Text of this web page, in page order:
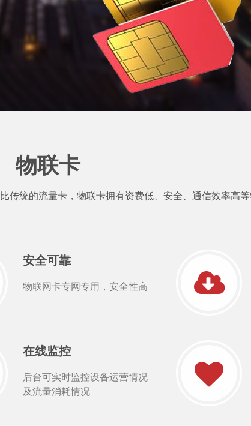
物联卡
传统的流量卡，物联卡拥有资费低、安全、通信效率高等
安全可靠
物联网卡专网专用，安全性高
在线监控
后台可实时监控设备运营情况
及流量消耗情况